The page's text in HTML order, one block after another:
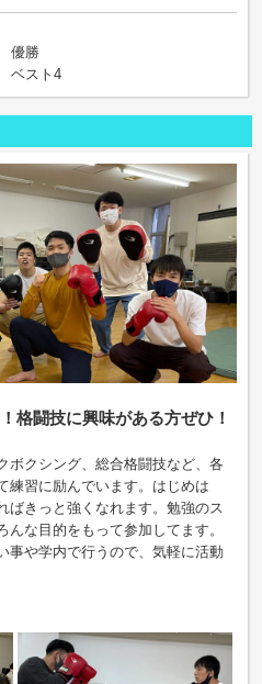
優勝
ベスト4
格闘技に興味がある方ぜひ！
ボクシング、総合格闘技など、各
練習に励んでいます。はじめは
ばきっと強くなれます。勉強のス
んな目的をもって参加してます。
事や学内で行うので、気軽に活動